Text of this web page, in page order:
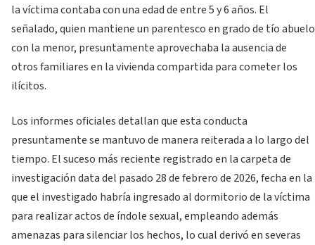
la víctima contaba con una edad de entre 5 y 6 años. El
señalado, quien mantiene un parentesco en grado de tío abuelo
con la menor, presuntamente aprovechaba la ausencia de
otros familiares en la vivienda compartida para cometer los
ilícitos.
Los informes oficiales detallan que esta conducta
presuntamente se mantuvo de manera reiterada a lo largo del
tiempo. El suceso más reciente registrado en la carpeta de
investigación data del pasado 28 de febrero de 2026, fecha en la
que el investigado habría ingresado al dormitorio de la víctima
para realizar actos de índole sexual, empleando además
amenazas para silenciar los hechos, lo cual derivó en severas